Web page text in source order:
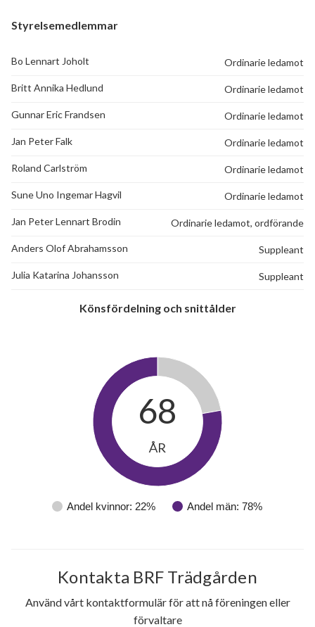
Styrelsemedlemmar
Bo Lennart Joholt Ordinarie ledamot
Britt Annika Hedlund Ordinarie ledamot
Gunnar Eric Frandsen Ordinarie ledamot
Jan Peter Falk Ordinarie ledamot
Roland Carlström Ordinarie ledamot
Sune Uno Ingemar Hagvil Ordinarie ledamot
Jan Peter Lennart Brodin Ordinarie ledamot, ordförande
Anders Olof Abrahamsson Suppleant
Julia Katarina Johansson Suppleant
Könsfördelning och snittålder
Andel kvinnor: 22% Andel män: 78%
68
ÅR
Kontakta BRF Trädgården
Använd vårt kontaktformulär för att nå föreningen eller
förvaltare